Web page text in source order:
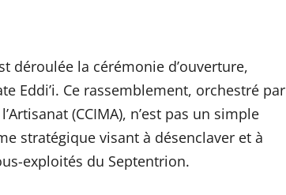
déroulée la cérémonie d’ouverture,
Eddi’i. Ce rassemblement, orchestré par
(CCIMA), n’est pas un simple
stratégique visant à désenclaver et à
exploités du Septentrion.